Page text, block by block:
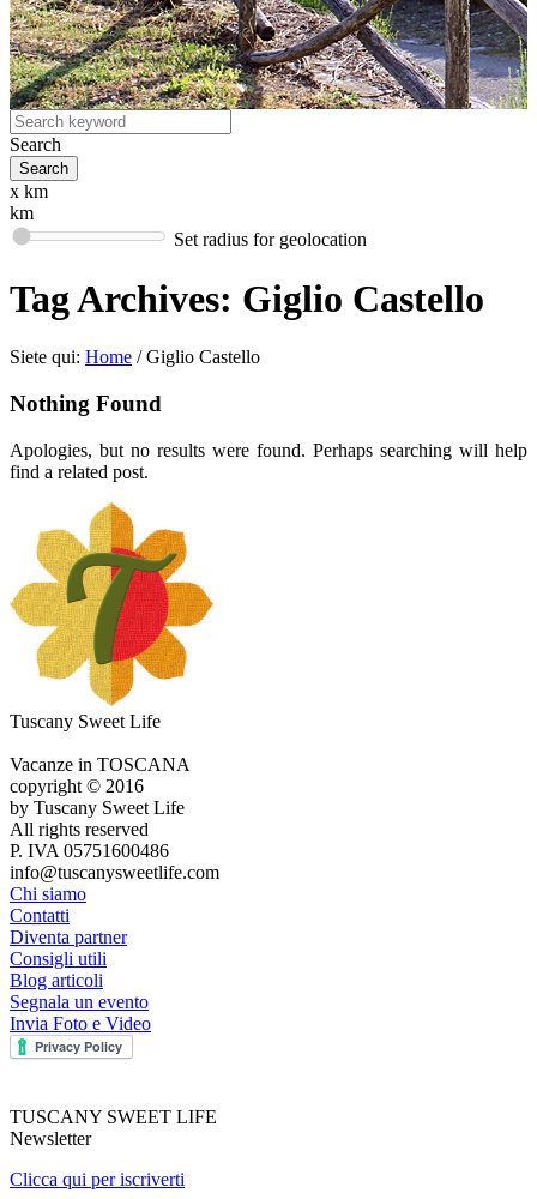
Search
x km
km
Set radius for geolocation
Tag Archives: Giglio Castello
Siete qui: Home / Giglio Castello
Nothing Found
Apologies, but no results were found. Perhaps searching will help
find a related post.
Tuscany Sweet Life
Vacanze in TOSCANA
copyright © 2016
by Tuscany Sweet Life
All rights reserved
P. IVA 05751600486
info@tuscanysweetlife.com
Chi siamo
Contatti
Diventa partner
Consigli utili
Blog articoli
Segnala un evento
Invia Foto e Video
TUSCANY SWEET LIFE
Newsletter
Clicca qui per iscriverti